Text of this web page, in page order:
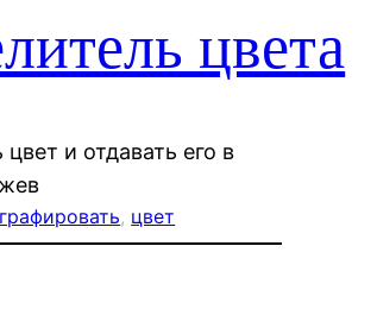
цвета
и отдавать его в
, цвет